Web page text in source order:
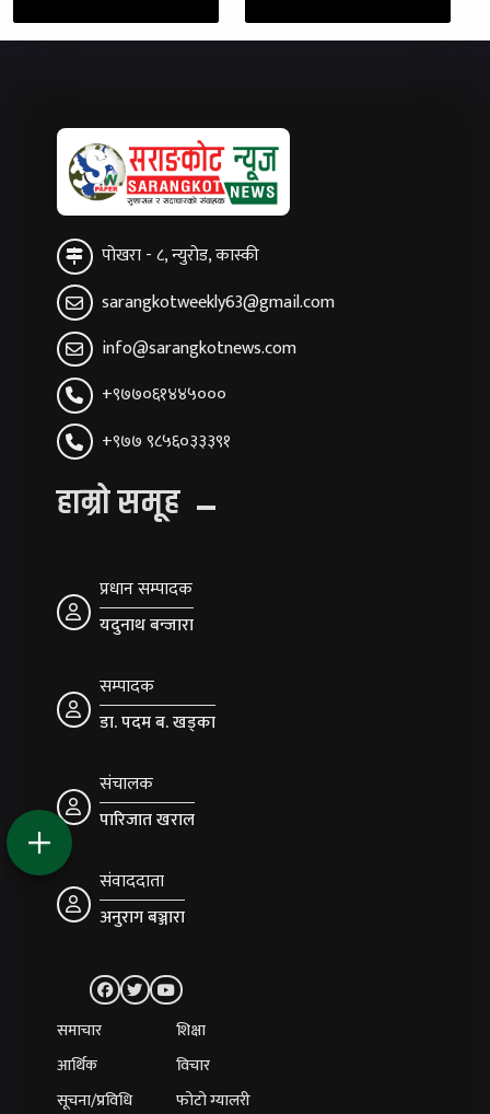
पोखरा - ८, न्युरोड, कास्की
sarangkotweekly63@gmail.com
info@sarangkotnews.com
+९७७०६१४४५०००
+९७७ ९८५६०३३३९१
हाम्रो समूह
प्रधान सम्पादक
यदुनाथ बन्जारा
सम्पादक
डा. पदम ब. खड्का
संचालक
पारिजात खराल
संवाददाता
अनुराग बञ्जारा
समाचार
शिक्षा
आर्थिक
विचार
सूचना/प्रविधि
फोटो ग्यालरी